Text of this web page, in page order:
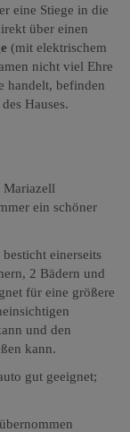
eine Stiege in die
über einen
(mit elektrischem
nicht viel Ehre
handelt, befinden
Hauses.
Mariazell
ein schöner
einerseits
2 Bädern und
für eine größere
und den
kann.
gut geeignet;